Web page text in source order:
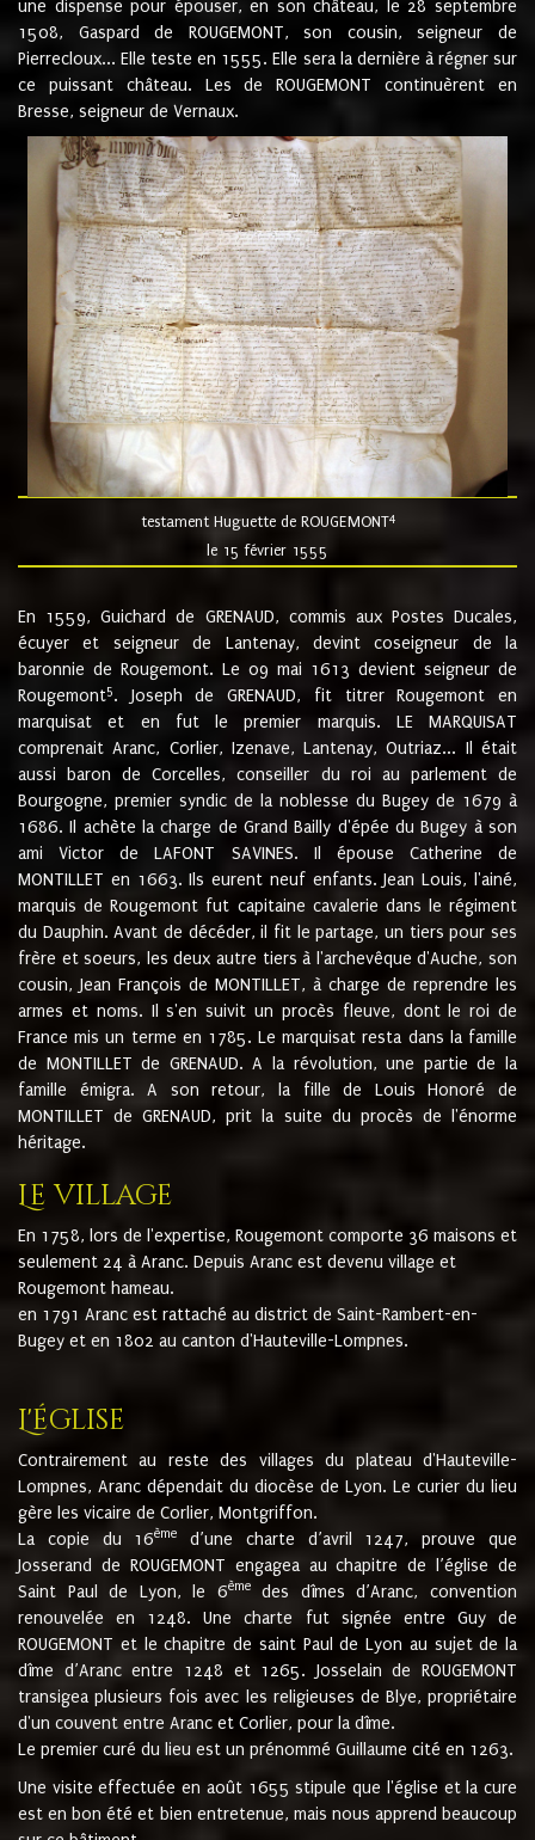
une dispense pour épouser, en son château, le 28 septembre
1508, Gaspard de ROUGEMONT, son cousin, seigneur de
Pierrecloux... Elle teste en 1555. Elle sera la dernière à régner sur
ce puissant château. Les de ROUGEMONT continuèrent en
Bresse, seigneur de Vernaux.
testament Huguette de ROUGEMONT4
le 15 février 1555
En 1559, Guichard de GRENAUD, commis aux Postes Ducales,
écuyer et seigneur de Lantenay, devint coseigneur de la
baronnie de Rougemont. Le 09 mai 1613 devient seigneur de
Rougemont5. Joseph de GRENAUD, fit titrer Rougemont en
marquisat et en fut le premier marquis. LE MARQUISAT
comprenait Aranc, Corlier, Izenave, Lantenay, Outriaz... Il était
aussi baron de Corcelles, conseiller du roi au parlement de
Bourgogne, premier syndic de la noblesse du Bugey de 1679 à
1686. Il achète la charge de Grand Bailly d'épée du Bugey à son
ami Victor de LAFONT SAVINES. Il épouse Catherine de
MONTILLET en 1663. Ils eurent neuf enfants. Jean Louis, l'ainé,
marquis de Rougemont fut capitaine cavalerie dans le régiment
du Dauphin. Avant de décéder, il fit le partage, un tiers pour ses
frère et soeurs, les deux autre tiers à l'archevêque d'Auche, son
cousin, Jean François de MONTILLET, à charge de reprendre les
armes et noms. Il s'en suivit un procès fleuve, dont le roi de
France mis un terme en 1785. Le marquisat resta dans la famille
de MONTILLET de GRENAUD. A la révolution, une partie de la
famille émigra. A son retour, la fille de Louis Honoré de
MONTILLET de GRENAUD, prit la suite du procès de l'énorme
héritage.
Le village
En 1758, lors de l'expertise, Rougemont comporte 36 maisons et
seulement 24 à Aranc. Depuis Aranc est devenu village et
Rougemont hameau.
en 1791 Aranc est rattaché au district de Saint-Rambert-en-
Bugey et en 1802 au canton d'Hauteville-Lompnes.
L'église
Contrairement au reste des villages du plateau d'Hauteville-
Lompnes, Aranc dépendait du diocèse de Lyon. Le curier du lieu
gère les vicaire de Corlier, Montgriffon.
La copie du 16ème
d’une charte d’avril 1247, prouve que
Josserand de ROUGEMONT engagea au chapitre de l’église de
Saint Paul de Lyon, le 6èmedes dîmes d’Aranc, convention
renouvelée en 1248. Une charte fut signée entre Guy de
ROUGEMONT et le chapitre de saint Paul de Lyon au sujet de la
dîme d’Aranc entre 1248 et 1265. Josselain de ROUGEMONT
transigea plusieurs fois avec les religieuses de Blye, propriétaire
d'un couvent entre Aranc et Corlier, pour la dîme.
Le premier curé du lieu est un prénommé Guillaume cité en 1263.
Une visite effectuée en août 1655 stipule que l'église et la cure
est en bon été et bien entretenue, mais nous apprend beaucoup